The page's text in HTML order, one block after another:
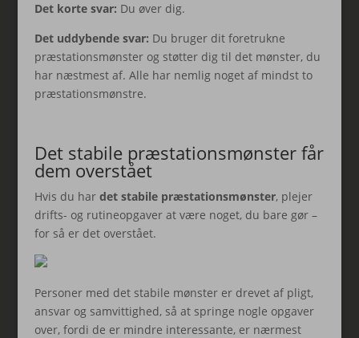
Det korte svar: Du øver dig.
Det uddybende svar: Du bruger dit foretrukne
præstationsmønster og støtter dig til det mønster, du
har næstmest af. Alle har nemlig noget af mindst to
præstationsmønstre.
Det stabile præstationsmønster får
dem overstået
Hvis du har det stabile præstationsmønster, plejer
drifts- og rutineopgaver at være noget, du bare gør –
for så er det overstået.
Personer med det stabile mønster er drevet af pligt,
ansvar og samvittighed, så at springe nogle opgaver
over, fordi de er mindre interessante, er nærmest